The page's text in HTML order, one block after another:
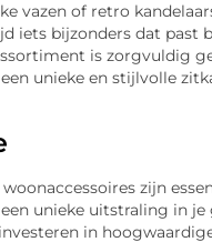
vazen of retro
iets bijzonders dat past
is zorgvuldig
unieke en stijlvolle
zijn
unieke uitstraling in je
in